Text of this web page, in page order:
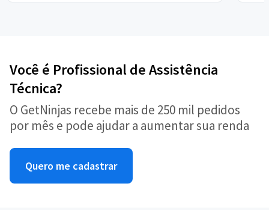
Você é Profissional de Assistência
Técnica?
O GetNinjas recebe mais de 250 mil pedidos
por mês e pode ajudar a aumentar sua renda
Quero me cadastrar